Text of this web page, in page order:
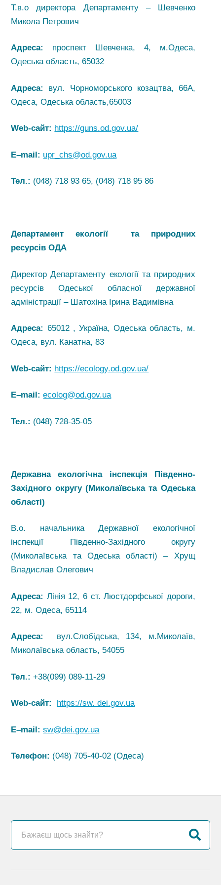
Т.в.о директора Департаменту – Шевченко
Микола Петрович
Адреса:
проспект Шевченка, 4, м.Одеса,
Одеська область, 65032
Адреса:
вул. Чорноморського козацтва, 66А,
Одеса, Одеська область,65003
Web-сайт: https://guns.od.gov.ua/
E–mail: upr_chs@od.gov.ua
Тел.: (048) 718 93 65, (048) 718 95 86
Департамент екології та природних
ресурсів ОДА
Директор Департаменту екології та природних
ресурсів Одеської обласної державної
адміністрації – Шатохіна Ірина Вадимівна
Адреса: 65012 , Україна, Одеська область, м.
Одеса, вул. Канатна, 83
Web-сайт: https://ecology.od.gov.ua/
E–mail :ecolog@od.gov.ua
Тел.: (048) 728-35-05
Державна екологічна інспекція Південно-
Західного округу (Миколаївська та Одеська
області)
В.о. начальника Державної екологічної
інспекції Південно-Західного округу
(Миколаївська та Одеська області) – Хрущ
Владислав Олегович
Адреса: Лінія 12, 6 ст. Люстдорфської дороги,
22, м. Одеса, 65114
Адреса:
вул.Слобідська, 134, м.Миколаїв,
Миколаївська область, 54055
Тел.: +38(099) 089-11-29
Web-сайт: https://sw. dei.gov.ua
E–mail: sw@dei.gov.ua
Телефон: (048) 705-40-02 (Одеса)